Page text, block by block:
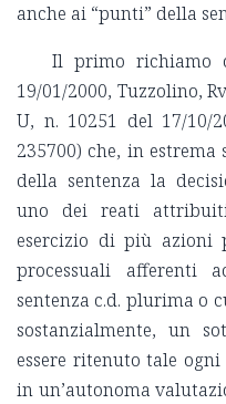
anche ai “punti” della
Il primo richiamo
19/01/2000, Tuzzolino,
U, n. 10251 del 17/10/
235700) che, in
della sentenza la
uno dei reati attribuiti
esercizio di più
processuali afferenti
sentenza c.d. plurima o
sostanzialmente, un
essere ritenuto tale
in un’autonoma